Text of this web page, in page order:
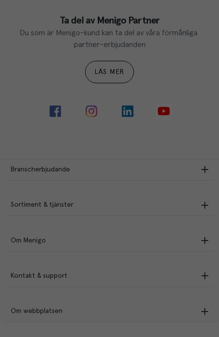
Ta del av Menigo Partner
Du som är Menigo-kund kan ta del av våra förmånliga
partner-erbjudanden
LÄS MER
Branscherbjudande
Sortiment & tjänster
Om Menigo
Kontakt & support
Om webbplatsen